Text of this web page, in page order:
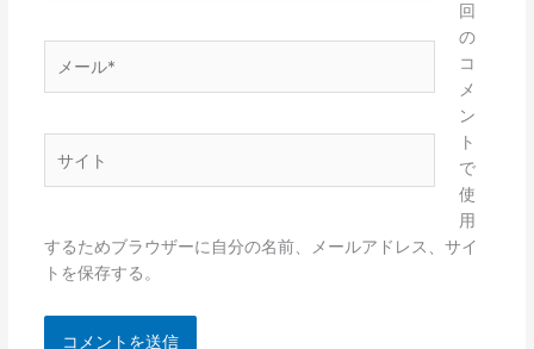
ー
*
回
の
コ
メ
ン
ト
で
使
用
するためブラウザーに自分の名前、メールアドレス、サイ
トを保存する。